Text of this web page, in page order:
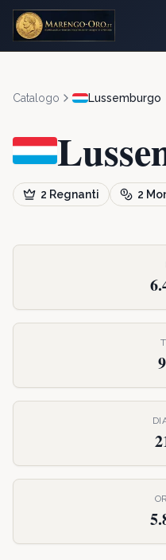
Catalogo Lussemburgo
2 Regnanti 2